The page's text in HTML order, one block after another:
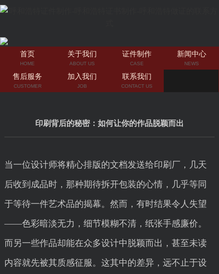
首页
HOME
关于我们
ABOUT US
证件制作
CASE
新闻中心
NEWS
售后服务
CUSTOMER
加入我们
JOB
联系我们
CONTACT US
印刷背后的秘密：如何让你的作品脱颖而出
当一位设计师将精心排版的文档发送给印刷厂，几天
后收到成品时，那种期待拆开包装的心情，几乎等同
于等待一件艺术品的揭幕。然而，有时结果令人失望
——色彩暗淡无力，细节模糊不清，纸张手感廉价。
而另一些作品却能在众多设计中脱颖而出，甚至未读
内容就先被其质感征服。这其中的差异，远不止于设